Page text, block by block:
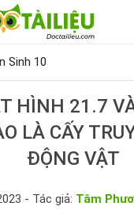
Sinh 10
HÌNH 21.7
LÀ CẤY
ĐỘNG VẬT
- Tác giả: Tâm